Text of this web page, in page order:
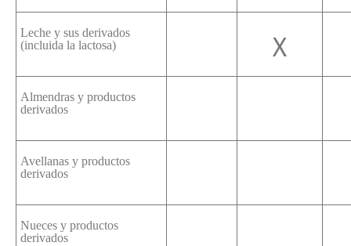
Leche y sus derivados
(incluida la lactosa)
X
Almendras y productos
derivados
Avellanas y productos
derivados
Nueces y productos
derivados